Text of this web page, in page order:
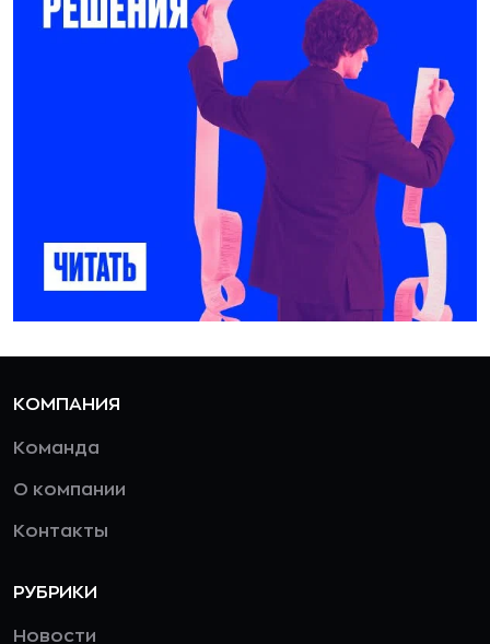
КОМПАНИЯ
Команда
О компании
Контакты
РУБРИКИ
Новости